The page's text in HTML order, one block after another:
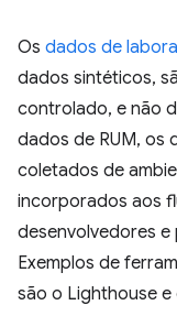
Os dados de
dados sintéticos,
controlado, e não
dados de RUM, os
coletados de
incorporados aos
desenvolvedores
Exemplos de
são o Lighthouse e